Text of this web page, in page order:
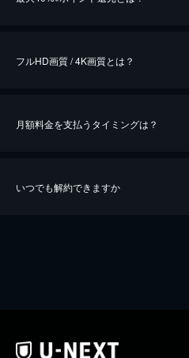
※40％ポイント還元の対象は、クレジットカー
フルHD画質 / 4K画質とは？
月額料金を支払うタイミングは？
いつでも解約できますか